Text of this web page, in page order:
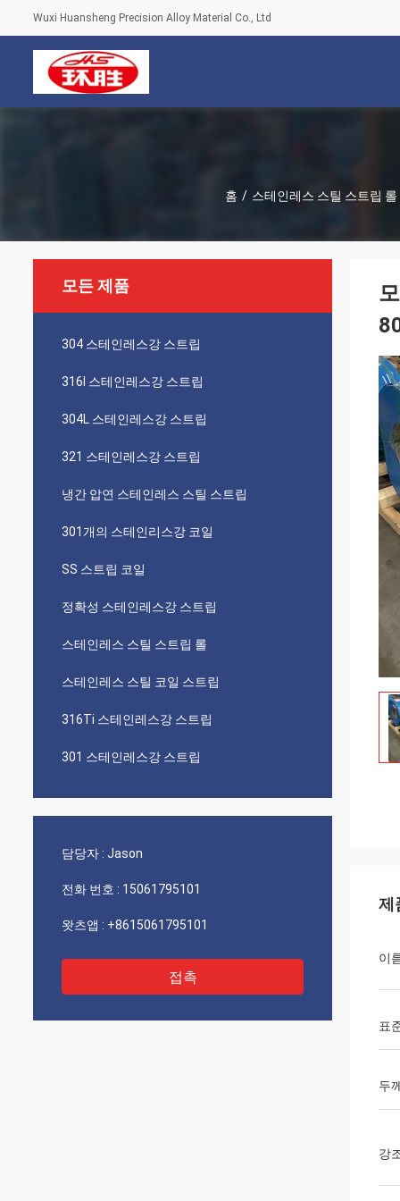
Wuxi Huansheng Precision Alloy Material Co., Ltd
홈 / 스테인레스 스틸 스트립 롤
모든 제품
304 스테인레스강 스트립
316l 스테인레스강 스트립
304L 스테인레스강 스트립
321 스테인레스강 스트립
냉간 압연 스테인레스 스틸 스트립
301개의 스테인리스강 코일
SS 스트립 코일
정확성 스테인레스강 스트립
스테인레스 스틸 스트립 롤
스테인레스 스틸 코일 스트립
316Ti 스테인레스강 스트립
301 스테인레스강 스트립
담당자 : Jason
전화 번호 : 15061795101
왓츠앱 : +8615061795101
접촉
제
이
표
두
강